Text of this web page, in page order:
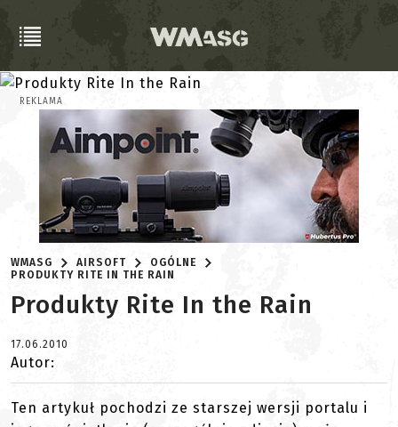
REKLAMA
WMASG AIRSOFT
OGÓLNE
PRODUKTY RITE IN THE RAIN
Produkty Rite In the Rain
17.06.2010
Autor:
Ten artykuł pochodzi ze starszej wersji portalu i